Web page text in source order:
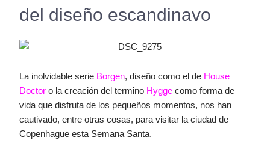
del diseño escandinavo
La inolvidable serie Borgen, diseño como el de House
Doctor o la creación del termino Hygge como forma de
vida que disfruta de los pequeños momentos, nos han
cautivado, entre otras cosas, para visitar la ciudad de
Copenhague esta Semana Santa.